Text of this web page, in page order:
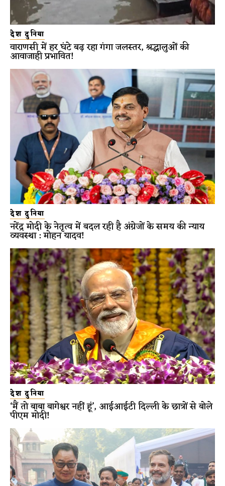
देश दुनिया
वाराणसी में हर घंटे बढ़ रहा गंगा जलस्तर, श्रद्धालुओं की
आवाजाही प्रभावित!
देश दुनिया
नरेंद्र मोदी के नेतृत्व में बदल रही है अंग्रेजों के समय की न्याय
व्यवस्था : मोहन यादव!
देश दुनिया
‘मैं तो बाबा बागेश्वर नहीं हूं’, आईआईटी दिल्ली के छात्रों से बोले
पीएम मोदी!